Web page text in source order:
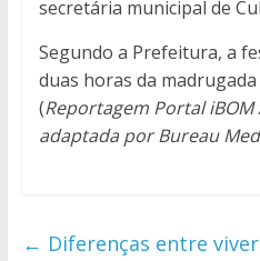
secretária municipal de
Segundo a Prefeitura, a
duas horas da
(Reportagem Portal
adaptada por Bureau
← Diferenças entre